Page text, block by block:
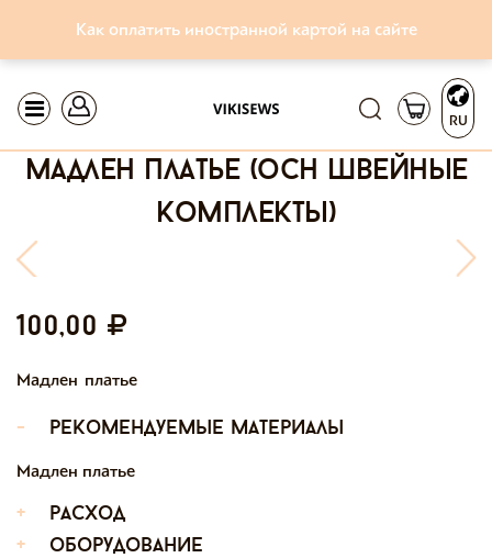
Как оплатить иностранной картой на сайте
RU
мадлен платье (осн швейные
комплекты)
100,00
Мадлен платье
-
рекомендуемые материалы
Мадлен платье
+
расход
+
оборудование